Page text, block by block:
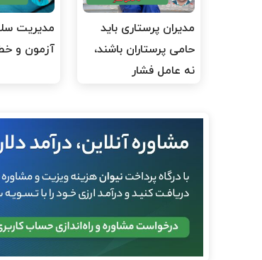
مدیران پرستاری باید
حامی پرستاران باشند،
نه عامل فشار
مدیریت
آزمون و